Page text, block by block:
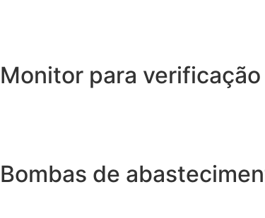
Monitor para
Bombas de